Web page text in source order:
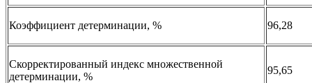
Коэффициент детерминации, % 96,28
Скорректированный индекс множественной
детерминации, %
95,65